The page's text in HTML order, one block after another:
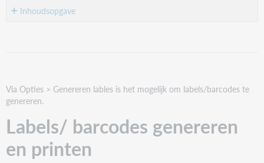
PDFInhoudsopgave
Labels
(opnieuw)
printen
Via Opties > Genereren lables is het mogelijk om labels/barcodes te
genereren.
Labels/ barcodes genereren
en printen